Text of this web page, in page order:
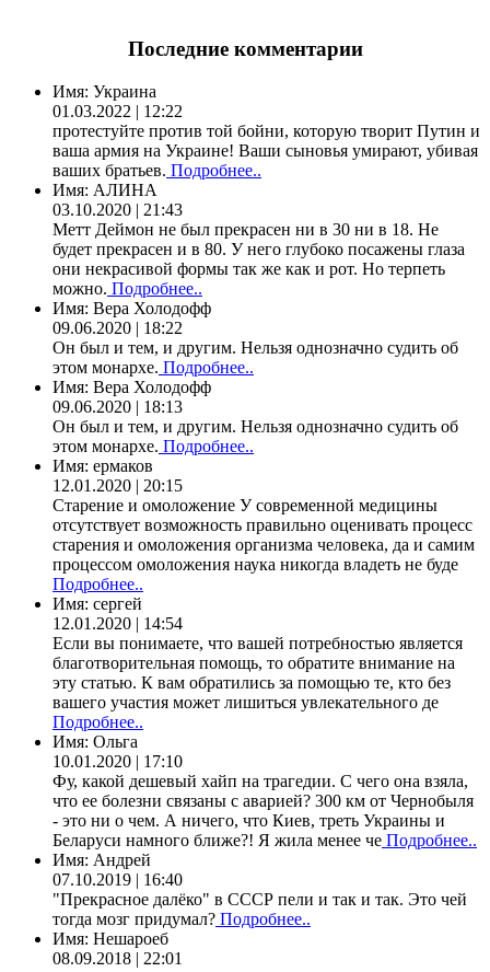
Последние комментарии
Имя: Украина
01.03.2022 | 12:22
протестуйте против той бойни, которую творит Путин и
ваша армия на Украине! Ваши сыновья умирают, убивая
ваших братьев. Подробнее..
Имя: АЛИНА
03.10.2020 | 21:43
Метт Деймон не был прекрасен ни в 30 ни в 18. Не
будет прекрасен и в 80. У него глубоко посажены глаза
они некрасивой формы так же как и рот. Но терпеть
можно. Подробнее..
Имя: Вера Холодофф
09.06.2020 | 18:22
Он был и тем, и другим. Нельзя однозначно судить об
этом монархе. Подробнее..
Имя: Вера Холодофф
09.06.2020 | 18:13
Он был и тем, и другим. Нельзя однозначно судить об
этом монархе. Подробнее..
Имя: ермаков
12.01.2020 | 20:15
Старение и омоложение У современной медицины
отсутствует возможность правильно оценивать процесс
старения и омоложения организма человека, да и самим
процессом омоложения наука никогда владеть не буде
Подробнее..
Имя: сергей
12.01.2020 | 14:54
Если вы понимаете, что вашей потребностью является
благотворительная помощь, то обратите внимание на
эту статью. К вам обратились за помощью те, кто без
вашего участия может лишиться увлекательного де
Подробнее..
Имя: Ольга
10.01.2020 | 17:10
Фу, какой дешевый хайп на трагедии. С чего она взяла,
что ее болезни связаны с аварией? 300 км от Чернобыля
- это ни о чем. А ничего, что Киев, треть Украины и
Беларуси намного ближе?! Я жила менее че Подробнее..
Имя: Андрей
07.10.2019 | 16:40
"Прекрасное далёко" в СССР пели и так и так. Это чей
тогда мозг придумал? Подробнее..
Имя: Нешароеб
08.09.2018 | 22:01